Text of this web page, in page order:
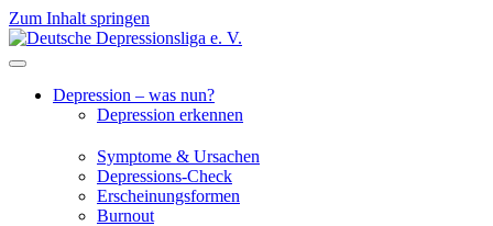
Zum Inhalt springen
Depression – was nun?
Depression erkennen
Symptome & Ursachen
Depressions-Check
Erscheinungsformen
Burnout